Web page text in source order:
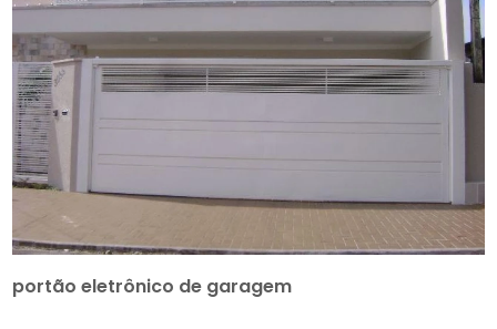
portão eletrônico de garagem